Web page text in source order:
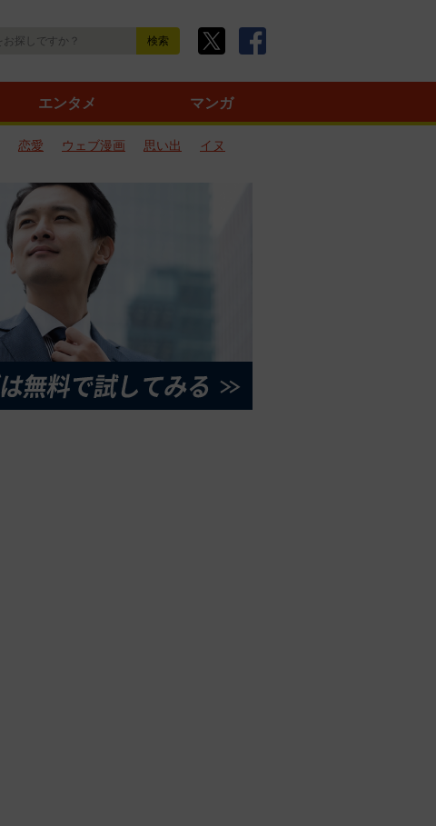
エンタメ マンガ
恋愛 ウェブ漫画 思い出
イヌ